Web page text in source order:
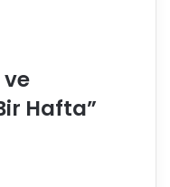
ve
Hafta”